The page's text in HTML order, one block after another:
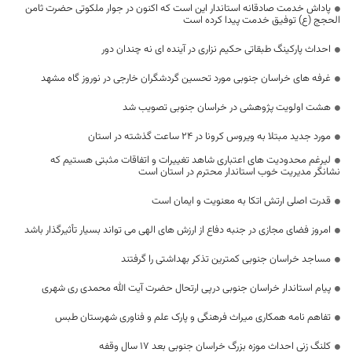
پاداش خدمت صادقانه استاندار این است که اکنون در جوار ملکوتی حضرت ثامن
الحجج (ع) توفیق خدمت پیدا کرده است
احداث پارکینگ طبقاتی حکیم نزاری در آینده ای نه چندان دور
غرفه های خراسان جنوبی مورد تحسین گردشگران خارجی در نوروز گاه مشهد
هشت اولویت پژوهشی در خراسان جنوبی تصویب شد
مورد جدید مبتلا به ویروس کرونا در 24 ساعت گذشته در استان
لیرغم محدودیت های اعتباری‌ شاهد تغییرات و اتفاقات مثبتی هستیم که
نشانگر مدیریت خوب استاندار محترم در استان است
قدرت اصلی ارتش اتکا به معنویت و ایمان است
امروز فضای مجازی در جنبه دفاع از ارزش های الهی می تواند بسیار تأثیرگذار باشد
مساجد خراسان جنوبی کمترین تذکر بهداشتی را گرفتند
پیام استاندار خراسان جنوبی درپی ارتحال حضرت آیت الله محمدی ری‌ شهری
تفاهم نامه همکاری میراث فرهنگی و پارک علم و فناوری شهرستان طبس
کلنگ زنی احداث موزه بزرگ خراسان جنوبی بعد ۱۷ سال وقفه